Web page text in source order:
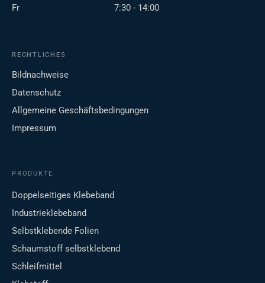
Fr
7:30 - 14:00
RECHTLICHES
Bildnachweise
Datenschutz
Allgemeine Geschäftsbedingungen
Impressum
PRODUKTE
Doppelseitiges Klebeband
Industrieklebeband
Selbstklebende Folien
Schaumstoff selbstklebend
Schleifmittel